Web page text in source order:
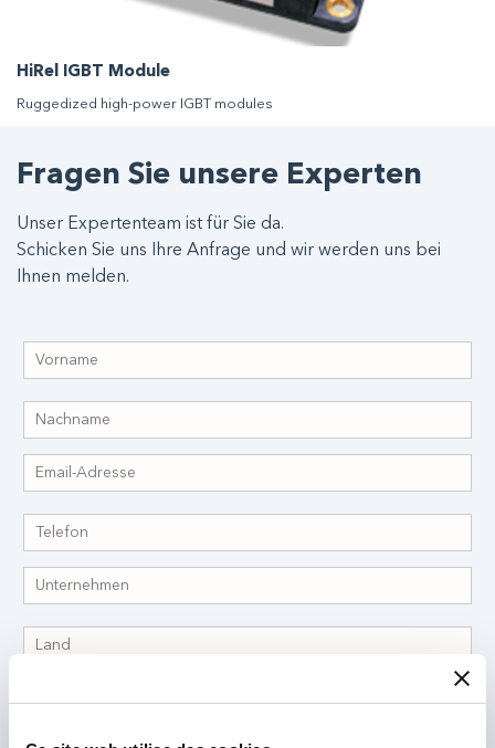
HiRel IGBT Module
Ruggedized high-power IGBT modules
Fragen Sie unsere Experten
Unser Expertenteam ist für Sie da.
Schicken Sie uns Ihre Anfrage und wir werden uns bei
Ihnen melden.